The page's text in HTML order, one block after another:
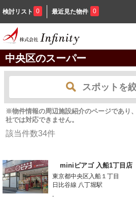
検討リスト 0 最近見た物件 0
中央区のスーパー
スポットを
※物件情報の周辺施設紹介のページであり
社では対応できません。
該当件数34件
miniピアゴ 入船1丁目店
東京都中央区入船１丁目
日比谷線 八丁堀駅
-